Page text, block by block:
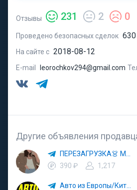
Отзывы 231 2 0
Проведено безопасных сделок 630
На сайте с 2018-08-12
E-mail leorochkov294@gmail.com
Другие объявления
390 ₽
1,217